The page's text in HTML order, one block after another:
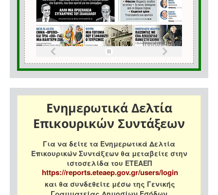
Ενημερωτικά Δελτία
Επικουρικών Συντάξεων
Για να δείτε τα Ενημερωτικά Δελτία
Επικουρικών Συντάξεων θα μεταβείτε στην
ιστοσελίδα του ΕΤΕΑΕΠ
https://reports.eteaep.gov.gr/users/login
και θα συνδεθείτε μέσω της Γενικής